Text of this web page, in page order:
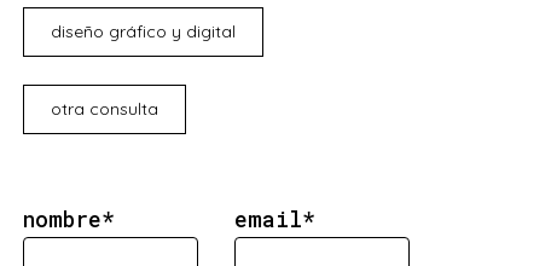
diseño gráfico y digital
otra consulta
nombre* email*